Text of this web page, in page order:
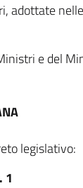
adottate
e del
legislativo:
1